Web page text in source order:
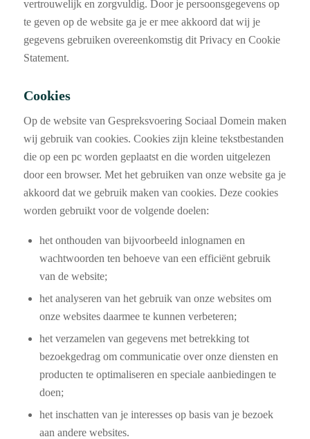
vertrouwelijk en zorgvuldig. Door je persoonsgegevens op
te geven op de website ga je er mee akkoord dat wij je
gegevens gebruiken overeenkomstig dit Privacy en Cookie
Statement.
Cookies
Op de website van Gespreksvoering Sociaal Domein maken
wij gebruik van cookies. Cookies zijn kleine tekstbestanden
die op een pc worden geplaatst en die worden uitgelezen
door een browser. Met het gebruiken van onze website ga je
akkoord dat we gebruik maken van cookies. Deze cookies
worden gebruikt voor de volgende doelen:
het onthouden van bijvoorbeeld inlognamen en
wachtwoorden ten behoeve van een efficiënt gebruik
van de website;
het analyseren van het gebruik van onze websites om
onze websites daarmee te kunnen verbeteren;
het verzamelen van gegevens met betrekking tot
bezoekgedrag om communicatie over onze diensten en
producten te optimaliseren en speciale aanbiedingen te
doen;
het inschatten van je interesses op basis van je bezoek
aan andere websites.